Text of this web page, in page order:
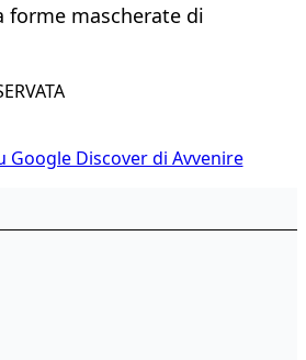
forme mascherate di
Google Discover di Avvenire